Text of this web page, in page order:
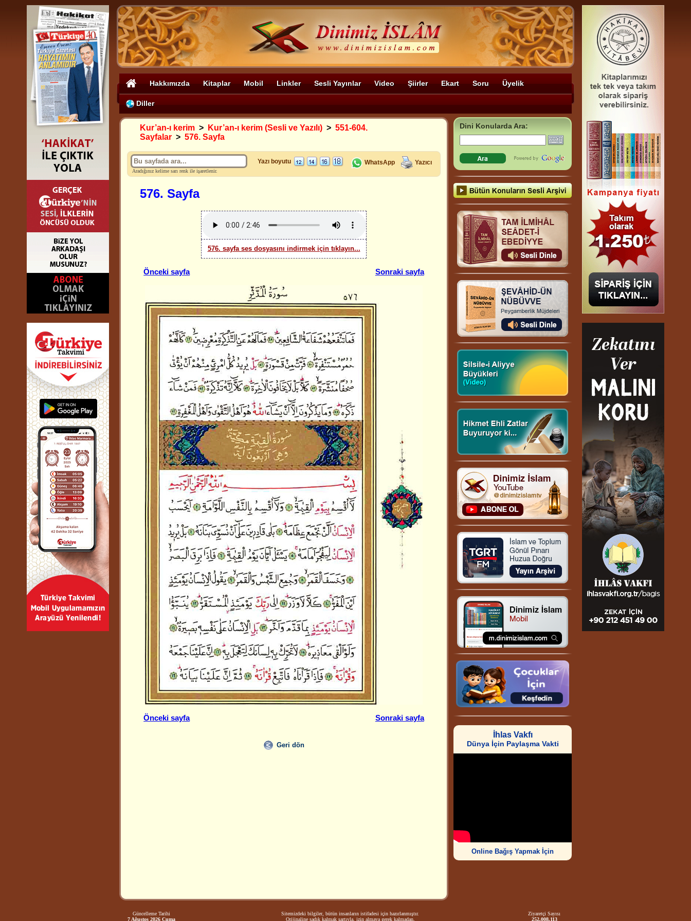
Hakkımızda Kitaplar Mobil Linkler Sesli Yayınlar Video Şiirler Ekart Soru Üyelik
Diller
Kur’an-ı kerim > Kur’an-ı kerim (Sesli ve Yazılı) > 551-604.
Sayfalar > 576. Sayfa
Aradığınız kelime sarı renk ile işaretlenir.
Yazı boyutu WhatsApp Yazıcı
576. Sayfa
576. sayfa ses dosyasını indirmek için tıklayın...
Önceki sayfa Sonraki sayfa
Önceki sayfa Sonraki sayfa
Geri dön
Dini Konularda Ara:
İhlas Vakfı
Dünya İçin Paylaşma Vakti
Online Bağış Yapmak İçin
Güncelleme Tarihi
7 Ağustos 2026 Cuma
Sitemizdeki bilgiler, bütün insanların istifadesi için hazırlanmıştır.
Orijinaline sadık kalmak şartıyla, izin almaya gerek kalmadan,
Ziyaretçi Sayısı
252.008.113